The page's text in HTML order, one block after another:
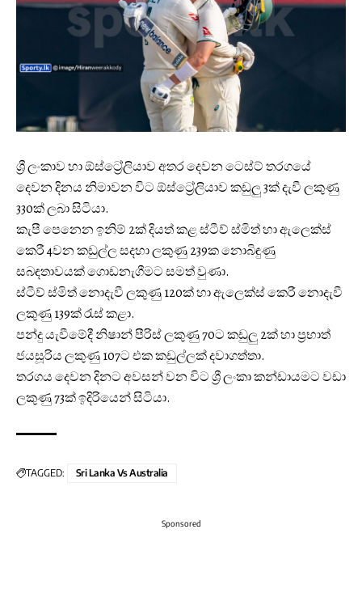
ශ්‍රී ලංකාව හා ඕස්ට්‍රේලියාව අතර දෙවන ටෙස්ට් තරගයේ
දෙවන දිනය නිමාවන විට ඕස්ට්‍රේලියාව කඩුලු 3ක් දැවී ලකුණු
330ක් ලබා සිටියා.
කැපී පෙනෙන ඉනිම් 2ක් දියත් කළ ස්ටීව් ස්මිත් හා ඇලෙක්ස්
කෙරී 4වන කඩුල්ල සදහා ලකුණු 239ක නොබිඳුණු
සබඳතාවයක් ගොඩනැගීමට සමත් වුණා.
ස්ටීව් ස්මිත් නොදැවී ලකුණු 120ක් හා ඇලෙක්ස් කෙරී නොදැවී
ලකුණු 139ක් රැස් කළා.
පන්දු යැවීමේදී නිෂාන් පීරිස් ලකුණු 70ට කඩුලු 2ක් හා ප්‍රභාත්
ජයසූරිය ලකුණු 107ට එක කඩුල්ලක් දවාගත්තා.
තරගය දෙවන දිනට අවසන් වන විට ශ්‍රී ලංකා කන්ඩායමට වඩා
ලකුණු 73ක් ඉදිරියෙන් සිටියා.
TAGGED: Sri Lanka Vs Australia
Sponsored